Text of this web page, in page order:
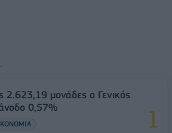
2.623,19 μονάδες ο Γενικός
0,57%